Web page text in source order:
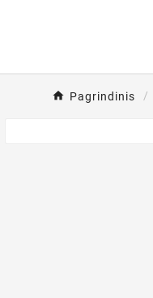
Pagrindinis